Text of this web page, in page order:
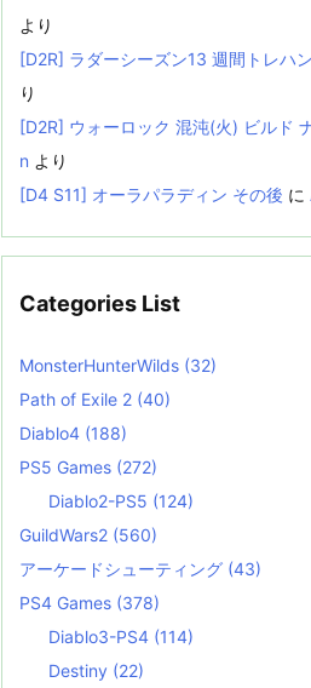
より
[D2R] ラダーシーズン13 週間トレハ
り
[D2R] ウォーロック 混沌(火) ビルド
n より
[D4 S11] オーラパラディン その後 に
Categories List
MonsterHunterWilds (32)
Path of Exile 2 (40)
Diablo4 (188)
PS5 Games (272)
Diablo2-PS5 (124)
GuildWars2 (560)
アーケードシューティング (43)
PS4 Games (378)
Diablo3-PS4 (114)
Destiny (22)